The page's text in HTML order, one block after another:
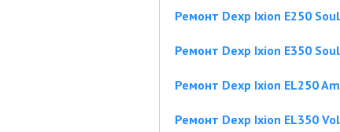
Ремонт Dexp Ixion E250
Ремонт Dexp Ixion E350
Ремонт Dexp Ixion EL250
Ремонт Dexp Ixion EL350